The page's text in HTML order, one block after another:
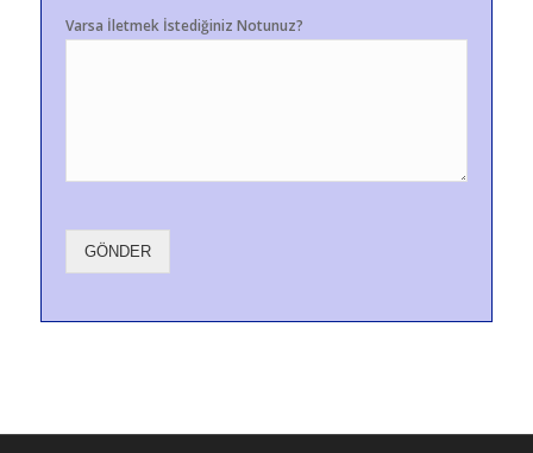
Varsa İletmek İstediğiniz Notunuz?
GÖNDER